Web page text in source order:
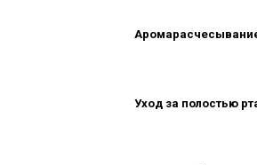
Уход за полостью